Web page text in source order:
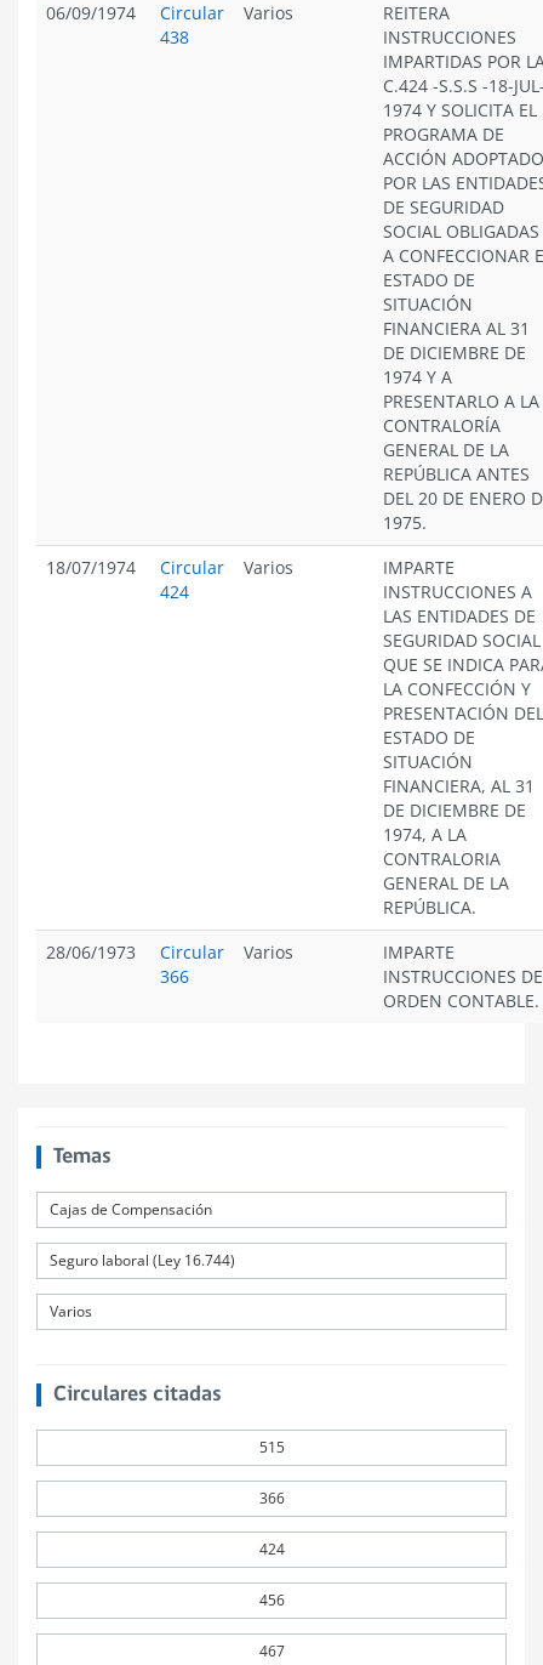
06/09/1974
Circular
438
Varios
REITERA
INSTRUCCIONES
IMPARTIDAS POR
C.424 -S.S.S -18-
1974 Y SOLICITA EL
PROGRAMA DE
ACCIÓN ADOPTADO
POR LAS
DE SEGURIDAD
SOCIAL OBLIGADAS
A CONFECCIONAR
ESTADO DE
SITUACIÓN
FINANCIERA AL 31
DE DICIEMBRE DE
1974 Y A
PRESENTARLO A LA
CONTRALORÍA
GENERAL DE LA
REPÚBLICA ANTES
DEL 20 DE ENERO
1975.
18/07/1974
Circular
424
Varios
IMPARTE
INSTRUCCIONES A
LAS ENTIDADES DE
SEGURIDAD SOCIAL
QUE SE INDICA
LA CONFECCIÓN Y
PRESENTACIÓN DEL
ESTADO DE
SITUACIÓN
FINANCIERA, AL 31
DE DICIEMBRE DE
1974, A LA
CONTRALORIA
GENERAL DE LA
REPÚBLICA.
28/06/1973
Circular
366
Varios
IMPARTE
INSTRUCCIONES DE
ORDEN CONTABLE.
Temas
Cajas de Compensación
Seguro laboral (Ley 16.744)
Varios
Circulares citadas
515
366
424
456
467